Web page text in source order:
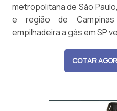
metropolitana de São
e região de
empilhadeira a gás em SP
COTAR